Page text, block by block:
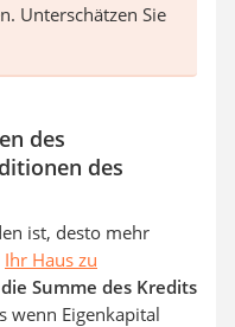
Unterschätzen Sie
des
des
ist, desto mehr
Ihr Haus zu
die Summe des Kredits
wenn Eigenkapital